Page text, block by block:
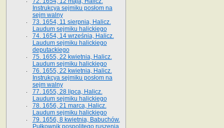
Instrukcya sejmiku posłom na
sejm walny
73. 1654, 11 sierpnia, Halicz.
Laudum sejmiku halickiego
74. 1654, 14 września, Halicz.
Laudum sejmiku halickiego
deputackiego
75. 1655, 22 kwietnia, Halicz.
Laudum sejmiku halickiego
76. 1655, 22 kwietnia, Halicz.
Instrukcya sejmiku posłom na
sejm walny
77. 1655, 28 lipca, Halicz.
Laudum sejmiku halickiego
78. 1656, 21 marca, Halicz.
Laudum sejmiku halickiego
79. 1656, 8 kwietnia, Babuchów.
Pułkownik pospolitego ruszenia